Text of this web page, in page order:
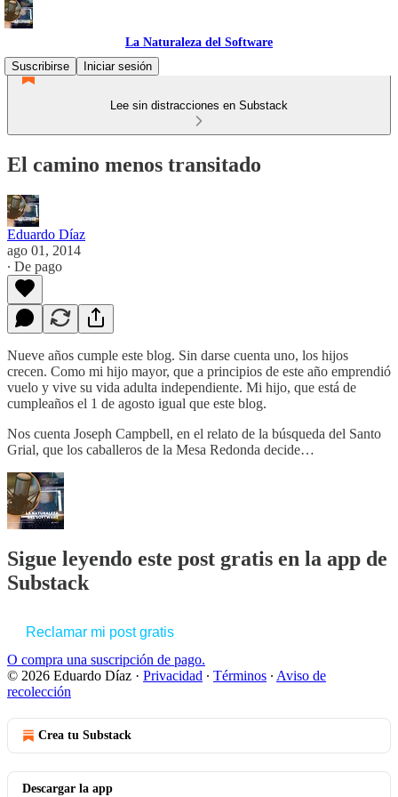
La Naturaleza del Software
Suscribirse
Iniciar sesión
Lee sin distracciones en Substack
El camino menos transitado
Eduardo Díaz
ago 01, 2014
∙ De pago
Nueve años cumple este blog. Sin darse cuenta uno, los hijos
crecen. Como mi hijo mayor, que a principios de este año emprendió
vuelo y vive su vida adulta independiente. Mi hijo, que está de
cumpleaños el 1 de agosto igual que este blog.
Nos cuenta Joseph Campbell, en el relato de la búsqueda del Santo
Grial, que los caballeros de la Mesa Redonda decide…
Sigue leyendo este post gratis en la app de
Substack
Reclamar mi post gratis
O compra una suscripción de pago.
© 2026 Eduardo Díaz · Privacidad ∙ Términos ∙ Aviso de
recolección
Crea tu Substack
Descargar la app